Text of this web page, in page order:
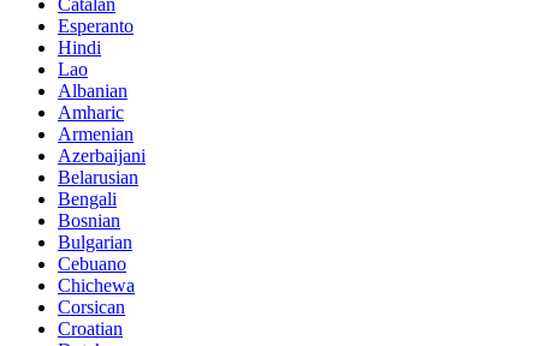
Catalan
Esperanto
Hindi
Lao
Albanian
Amharic
Armenian
Azerbaijani
Belarusian
Bengali
Bosnian
Bulgarian
Cebuano
Chichewa
Corsican
Croatian